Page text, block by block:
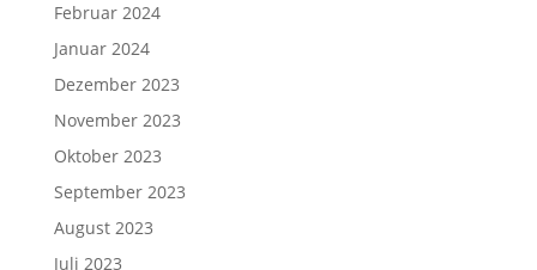
Februar 2024
Januar 2024
Dezember 2023
November 2023
Oktober 2023
September 2023
August 2023
Juli 2023